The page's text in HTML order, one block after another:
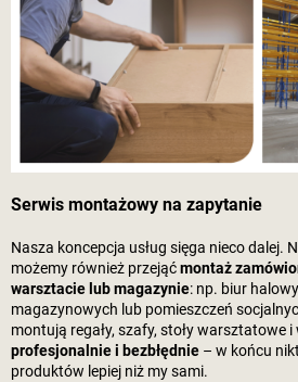
Serwis montażowy na zapytanie
Nasza koncepcja usług sięga nieco dalej.
możemy również przejąćmontaż
warsztacie lub magazynie: np. biur
magazynowych lub pomieszczeń
montują regały, szafy, stoły warsztatowe
profesjonalnie i bezbłędnie – w końcu
produktów lepiej niż my sami.